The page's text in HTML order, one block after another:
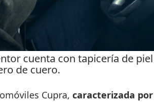
cuenta con tapicería de
de cuero.
Cupra, caracterizada